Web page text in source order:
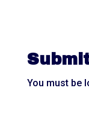
You must be